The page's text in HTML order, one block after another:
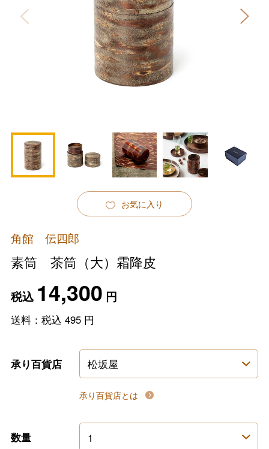
お気に入り
角館 伝四郎
素筒 茶筒（大）霜降皮
税込 14,300 円
送料：税込 495円
承り百貨店
承り百貨店とは
数量